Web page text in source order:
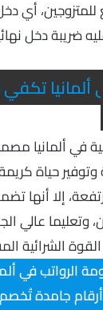
أي
ضريبة دخل
في ألمانيا
حياة
إلا أنها
وتعليما عالي
الشرائية
الرواتب في
أرقام جامدة